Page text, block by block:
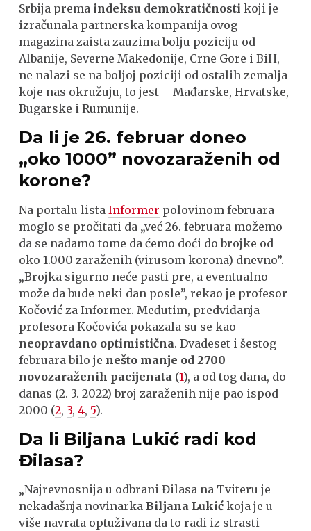
Srbija prema indeksu demokratičnosti koji je
izračunala partnerska kompanija ovog
magazina zaista zauzima bolju poziciju od
Albanije, Severne Makedonije, Crne Gore i BiH,
ne nalazi se na boljoj poziciji od ostalih zemalja
koje nas okružuju, to jest – Mađarske, Hrvatske,
Bugarske i Rumunije.
Da li je 26. februar doneo
„oko 1000” novozaraženih od
korone?
Na portalu listaInformer polovinom februara
moglo se pročitati da „već 26. februara možemo
da se nadamo tome da ćemo doći do brojke od
oko 1.000 zaraženih (virusom korona) dnevno”.
„Brojka sigurno neće pasti pre, a eventualno
može da bude neki dan posle”, rekao je profesor
Kočović za Informer. Međutim, predviđanja
profesora Kočovića pokazala su se kao
neopravdano optimistična. Dvadeset i šestog
februara bilo je nešto manje od 2700
novozaraženih pacijenata (1), a od tog dana, do
danas (2. 3. 2022) broj zaraženih nije pao ispod
2000 (2, 3,4,5).
Da li Biljana Lukić radi kod
Đilasa?
„Najrevnosnija u odbrani Đilasa na Tviteru je
nekadašnja novinarkaBiljana Lukić koja je u
više navrata optuživana da to radi iz strasti